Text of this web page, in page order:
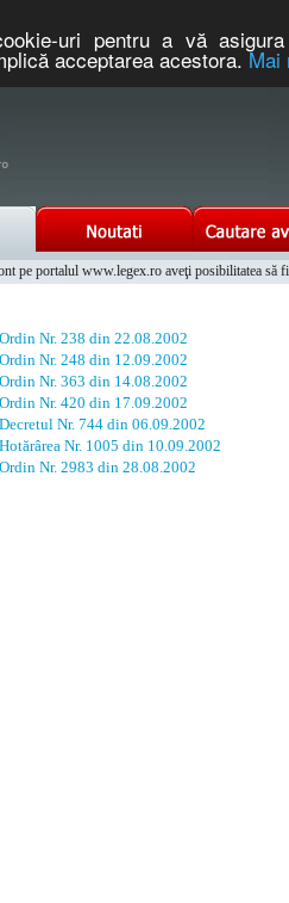
uri pentru a vă
acceptarea acestora.Mai
pe portalul www.legex.ro aveţi posibilitatea să
Ordin Nr. 238 din 22.08.2002
Ordin Nr. 248 din 12.09.2002
Ordin Nr. 363 din 14.08.2002
Ordin Nr. 420 din 17.09.2002
Decretul Nr. 744 din 06.09.2002
Hotărârea Nr. 1005 din 10.09.2002
Ordin Nr. 2983 din 28.08.2002